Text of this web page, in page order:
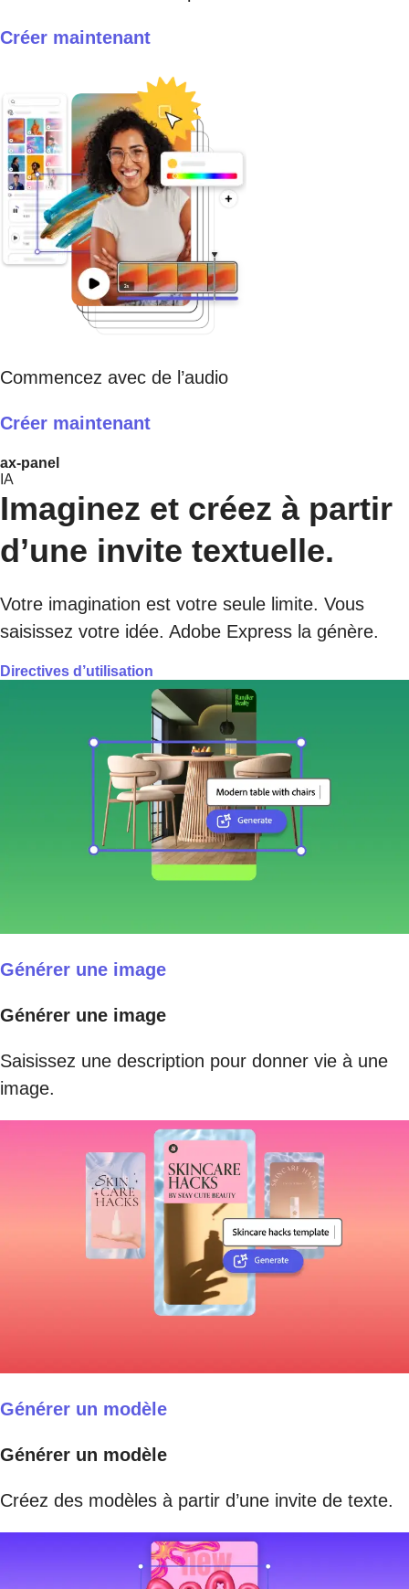
Créer maintenant
Commencez avec de l’audio
Créer maintenant
ax-panel
IA
Imaginez et créez à partir
d’une invite textuelle.
Votre imagination est votre seule limite. Vous
saisissez votre idée. Adobe Express la génère.
Directives d’utilisation
Générer une image
Générer une image
Saisissez une description pour donner vie à une
image.
Générer un modèle
Générer un modèle
Créez des modèles à partir d’une invite de texte.